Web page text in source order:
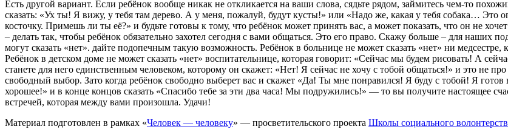
Есть другой вариант. Если ребёнок вообще никак не откликается на ваши слова, сядьте рядом, займитесь чем-то
сказать: «Ух ты! Я вижу, у тебя там дерево. А у меня, пожалуй, будут кусты!» или «Надо же, какая у тебя собака… Это
косточку. Примешь ли ты её?» и будьте готовы к тому, что ребёнок может принять вас, а может показать, что он не
– делать так, чтобы ребёнок обязательно захотел сегодня с вами общаться. Это его право. Скажу больше – для
могут сказать «нет». дайте подопечным такую возможность. Ребёнок в больнице не может сказать «нет» ни медсестре,
Ребёнок в детском доме не может сказать «нет» воспитательнице, которая говорит: «Сейчас мы будем рисовать! А
станете для него единственным человеком, которому он скажет: «Нет! Я сейчас не хочу с тобой общаться!» и это не
свободный выбор. Зато когда ребёнок свободно выберет вас и скажет «Да! Ты мне понравился! Я буду с тобой! Я готов
хорошее!» и в конце концов сказать «Спасибо тебе за эти два часа! Мы подружились!» — то вы получите настоящее
встречей, которая между вами произошла. Удачи!
Материал подготовлен в рамках «Человек — человеку» — просветительского проекта Школы социального